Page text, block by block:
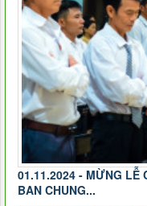
01.11.2024 - MỪNG LỄ
BAN CHUNG...